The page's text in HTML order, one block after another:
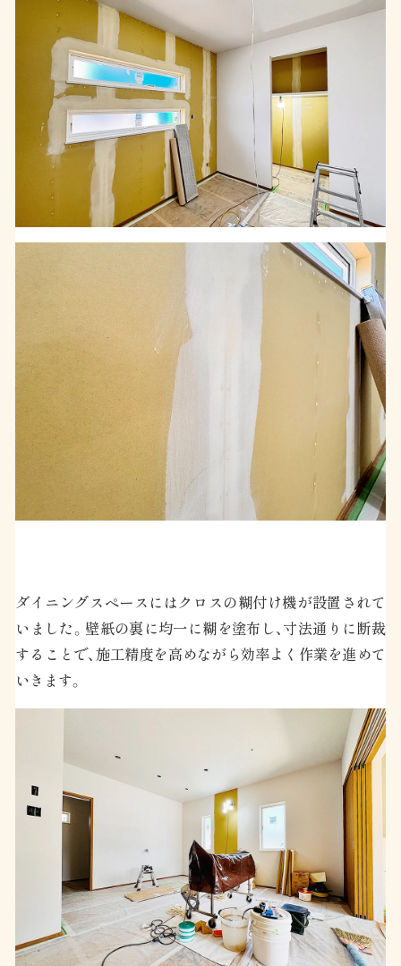
ダイニングスペースにはクロスの糊付け機が設置されて
いました。壁紙の裏に均一に糊を塗布し、寸法通りに断裁
することで、施工精度を高めながら効率よく作業を進めて
いきます。